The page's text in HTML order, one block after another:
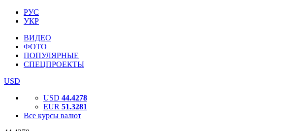
РУС
УКР
ВИДЕО
ФОТО
ПОПУЛЯРНЫЕ
СПЕЦПРОЕКТЫ
USD
USD 44.4278
EUR 51.3281
Все курсы валют